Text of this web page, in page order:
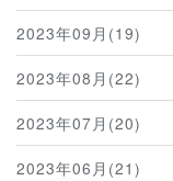
2023年09月(19)
2023年08月(22)
2023年07月(20)
2023年06月(21)